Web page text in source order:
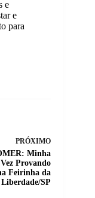
e
e
para
PRÓXIMO
Minha
Provando
Feirinha da
Liberdade/SP